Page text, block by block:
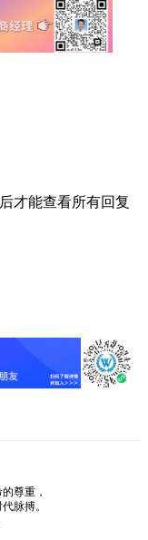
才能查看所有回复
尊重，
脉搏。